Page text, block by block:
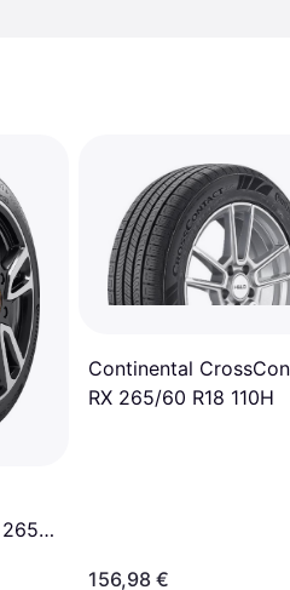
Continental
RX 265/60 R18 110H
156,98 €